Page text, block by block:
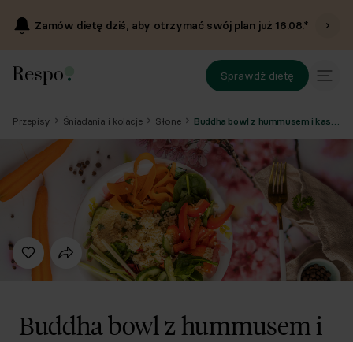
Zamów dietę dziś, aby otrzymać swój plan już16.08.*
Sprawdź dietę
Przepisy Śniadania i kolacje Słone
Buddha bowl z hummusem i